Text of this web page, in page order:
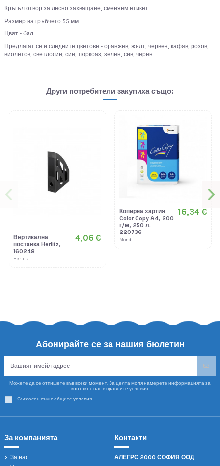
Кръгъл отвор за лесно захващане, сменяем етикет.
Размер на гръбчето 55 мм.
Цвят - бял.
Предлагат се и следните цветове - оранжев, жълт, червен, кафяв, розов,
виолетов, светлосин, син, тюркоаз, зелен, сив, черен.
Други потребители закупиха също:
Вертикална
поставка Herlitz,
160248
Herlitz
4,06 €
Копирна хартия
Color Copy А4, 200
г/м, 250 л.
220736
Mondi
16,34 €
Абонирайте се за нашия бюлетин
Можете да се отпишете във всеки момент. За целта моля намерете информацията за
контакт с нас в правните условия.
Съгласен съм с общите условия.
За компанията
За нас
Контакти
АЛЕГРО 2000 СОФИЯ ООД